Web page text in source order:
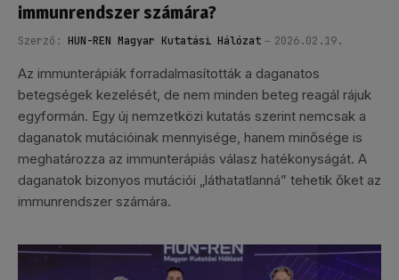
immunrendszer számára?
Szerző: HUN-REN Magyar Kutatási Hálózat 2026.02.19.
Az immunterápiák forradalmasították a daganatos
betegségek kezelését, de nem minden beteg reagál rájuk
egyformán. Egy új nemzetközi kutatás szerint nemcsak a
daganatok mutációinak mennyisége, hanem minősége is
meghatározza az immunterápiás válasz hatékonyságát. A
daganatok bizonyos mutációi „láthatatlanná” tehetik őket az
immunrendszer számára.